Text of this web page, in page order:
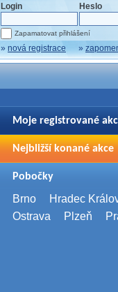
Login Heslo
Zapamatovat přihlášení
» nová registrace »
Moje registrované
Pro zobrazení Vašich
se prosím přihlašte.
Nejbližší konané akce
WUG Days 2026
4. 9. 2026,Brno
SQL Server
Pobočky
Brno
Hradec
Ostrava
Plzeň